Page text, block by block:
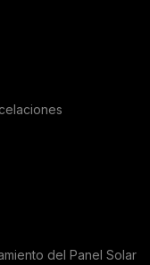
del Panel Solar